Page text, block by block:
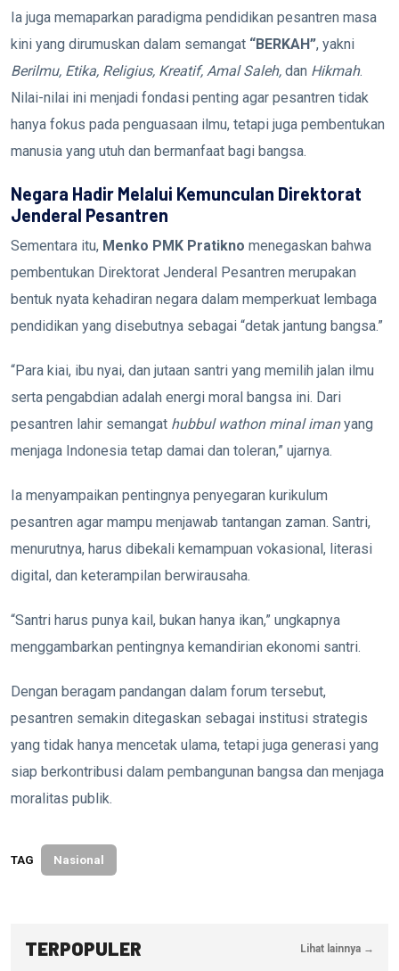
Ia juga memaparkan paradigma pendidikan pesantren masa
kini yang dirumuskan dalam semangat “BERKAH”, yakni
Berilmu, Etika, Religius, Kreatif, Amal Saleh, dan Hikmah.
Nilai-nilai ini menjadi fondasi penting agar pesantren tidak
hanya fokus pada penguasaan ilmu, tetapi juga pembentukan
manusia yang utuh dan bermanfaat bagi bangsa.
Negara Hadir Melalui Kemunculan Direktorat
Jenderal Pesantren
Sementara itu, Menko PMK Pratikno menegaskan bahwa
pembentukan Direktorat Jenderal Pesantren merupakan
bentuk nyata kehadiran negara dalam memperkuat lembaga
pendidikan yang disebutnya sebagai “detak jantung bangsa.”
“Para kiai, ibu nyai, dan jutaan santri yang memilih jalan ilmu
serta pengabdian adalah energi moral bangsa ini. Dari
pesantren lahir semangat hubbul wathon minal imanyang
menjaga Indonesia tetap damai dan toleran,” ujarnya.
Ia menyampaikan pentingnya penyegaran kurikulum
pesantren agar mampu menjawab tantangan zaman. Santri,
menurutnya, harus dibekali kemampuan vokasional, literasi
digital, dan keterampilan berwirausaha.
“Santri harus punya kail, bukan hanya ikan,” ungkapnya
menggambarkan pentingnya kemandirian ekonomi santri.
Dengan beragam pandangan dalam forum tersebut,
pesantren semakin ditegaskan sebagai institusi strategis
yang tidak hanya mencetak ulama, tetapi juga generasi yang
siap berkontribusi dalam pembangunan bangsa dan menjaga
moralitas publik.
TAG Nasional
TERPOPULER Lihat lainnya →